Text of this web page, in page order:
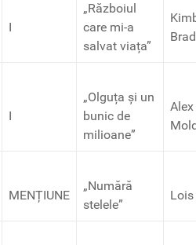
I
„Războiul
care mi-a
salvat viața”
I
„Olguța și un
bunic de
milioane”
Alex
MENȚIUNE
„Numără
stelele”